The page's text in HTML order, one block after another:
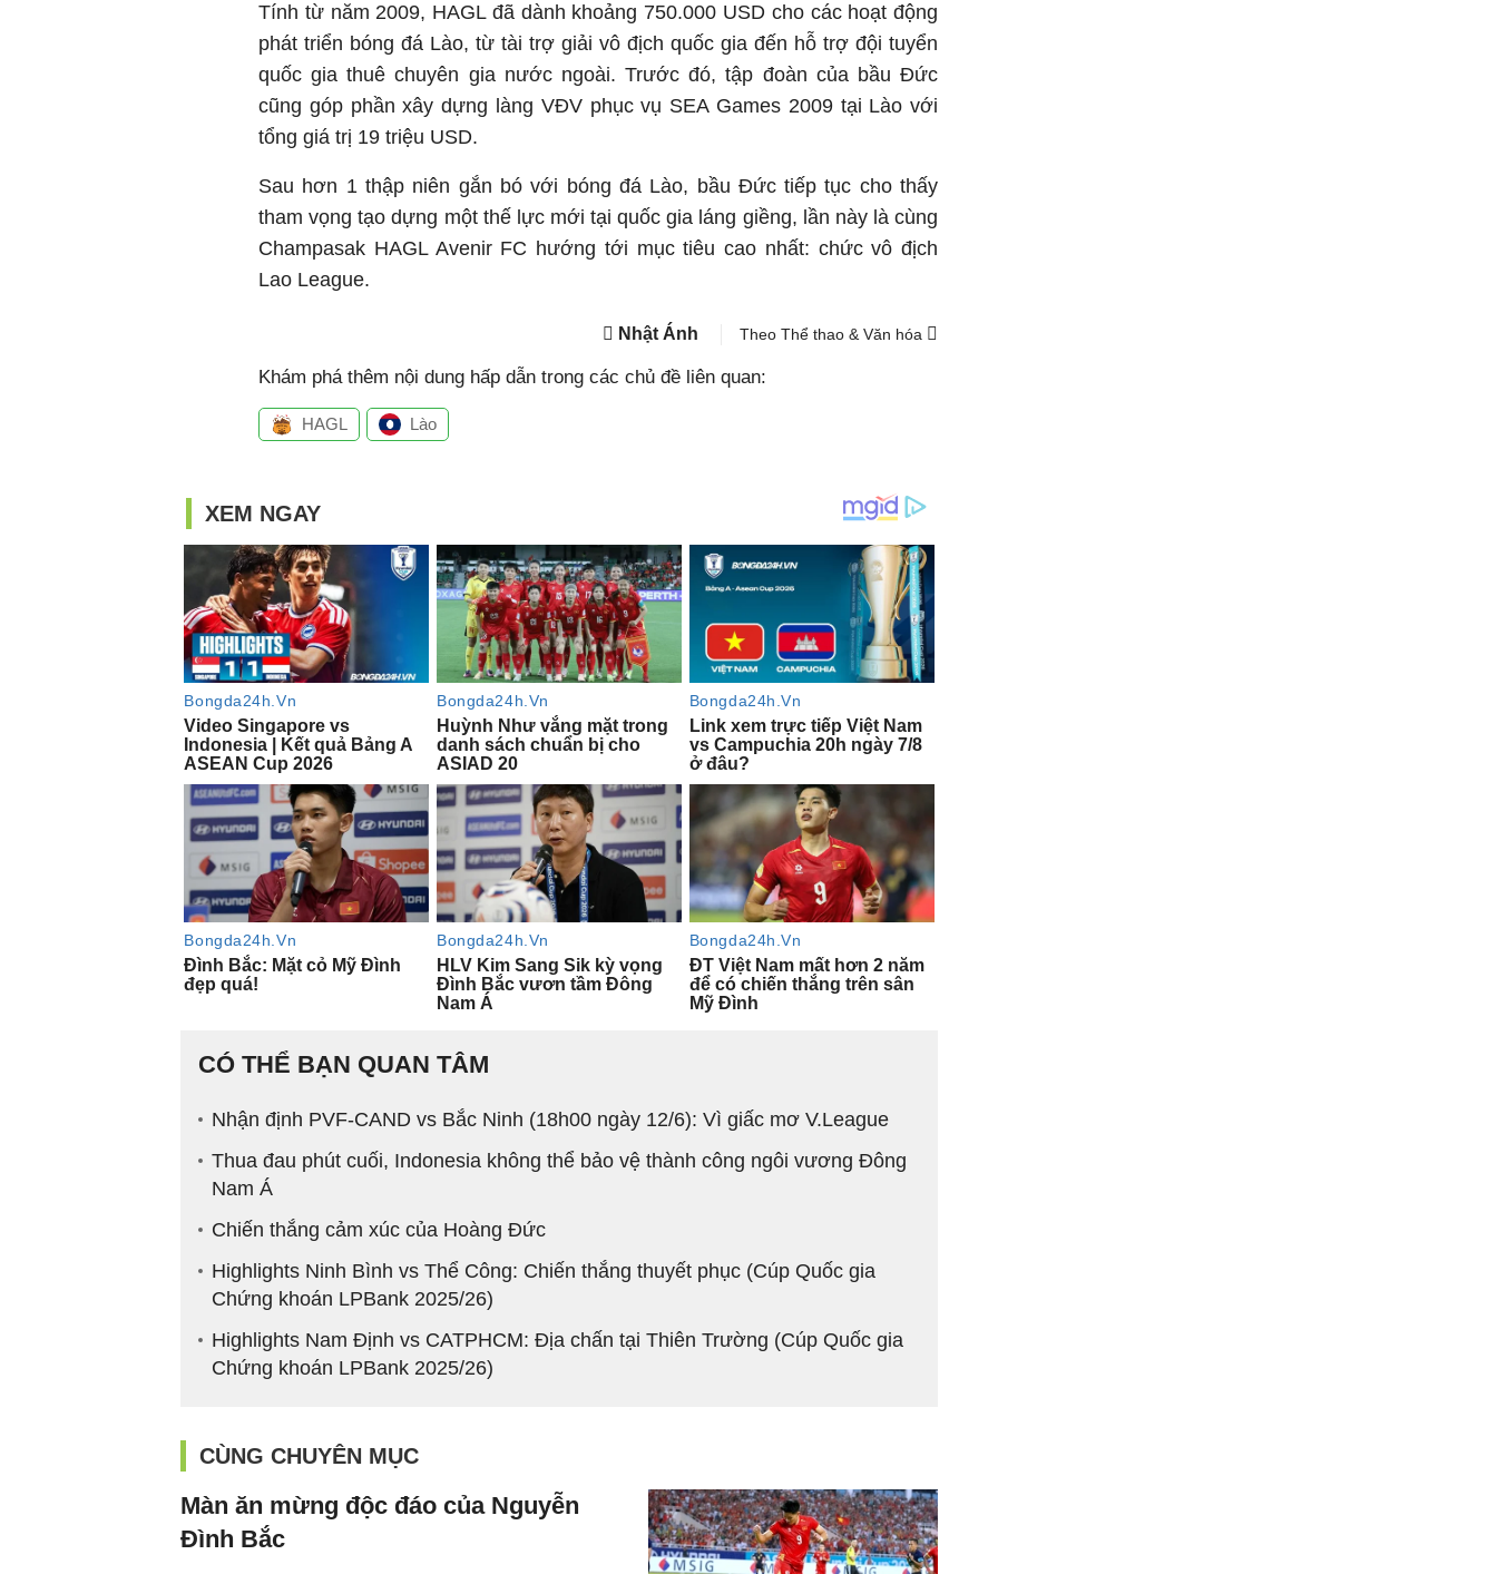
Tính từ năm 2009, HAGL đã dành khoảng 750.000 USD cho các hoạt động
phát triển bóng đá Lào, từ tài trợ giải vô địch quốc gia đến hỗ trợ đội tuyển
quốc gia thuê chuyên gia nước ngoài. Trước đó, tập đoàn của bầu Đức
cũng góp phần xây dựng làng VĐV phục vụ SEA Games 2009 tại Lào với
tổng giá trị 19 triệu USD.
Sau hơn 1 thập niên gắn bó với bóng đá Lào, bầu Đức tiếp tục cho thấy
tham vọng tạo dựng một thế lực mới tại quốc gia láng giềng, lần này là cùng
Champasak HAGL Avenir FC hướng tới mục tiêu cao nhất: chức vô địch
Lao League.
Nhật Ánh Theo Thể thao & Văn hóa
Khám phá thêm nội dung hấp dẫn trong các chủ đề liên quan:
HAGL Lào
CÓ THỂ BẠN QUAN TÂM
Nhận định PVF-CAND vs Bắc Ninh (18h00 ngày 12/6): Vì giấc mơ V.League
Thua đau phút cuối, Indonesia không thể bảo vệ thành công ngôi vương Đông
Nam Á
Chiến thắng cảm xúc của Hoàng Đức
Highlights Ninh Bình vs Thể Công: Chiến thắng thuyết phục (Cúp Quốc gia
Chứng khoán LPBank 2025/26)
Highlights Nam Định vs CATPHCM: Địa chấn tại Thiên Trường (Cúp Quốc gia
Chứng khoán LPBank 2025/26)
CÙNG CHUYÊN MỤC
Màn ăn mừng độc đáo của Nguyễn
Đình Bắc